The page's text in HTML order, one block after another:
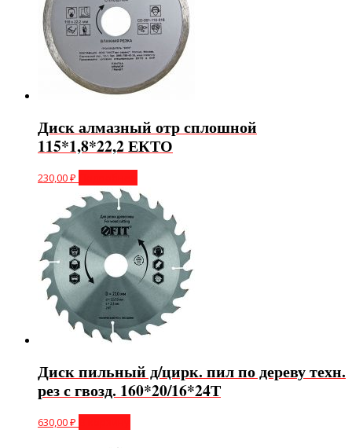
Диск алмазный отр сплошной
115*1,8*22,2 ЕКТО
230,00₽
Диск пильный д/цирк. пил по дереву техн.
рез с гвозд. 160*20/16*24Т
630,00₽